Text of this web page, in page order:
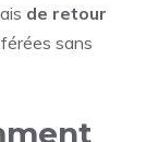
de retour
sans